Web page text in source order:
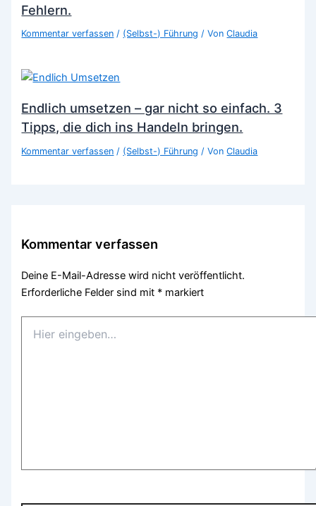
Fehlern.
Kommentar verfassen / (Selbst-) Führung / VonClaudia
Endlich umsetzen – gar nicht so einfach. 3
Tipps, die dich ins Handeln bringen.
Kommentar verfassen / (Selbst-) Führung / VonClaudia
Kommentar verfassen
Deine E-Mail-Adresse wird nicht veröffentlicht.
Erforderliche Felder sind mit * markiert
eingeben…